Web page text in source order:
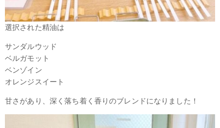
選択された精油は
サンダルウッド
ベルガモット
ベンゾイン
オレンジスイート
甘さがあり、深く落ち着く香りのブレンドになりました！